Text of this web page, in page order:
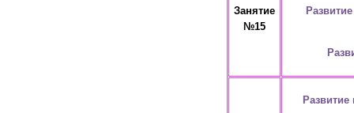
Занятие
№15